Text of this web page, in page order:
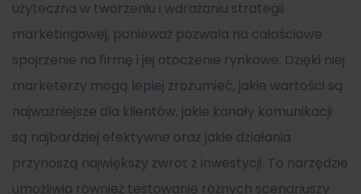
użyteczna w tworzeniu i wdrażaniu strategii
marketingowej, ponieważ pozwala na całościowe
spojrzenie na firmę i jej otoczenie rynkowe. Dzięki niej
marketerzy mogą lepiej zrozumieć, jakie wartości są
najważniejsze dla klientów, jakie kanały komunikacji
są najbardziej efektywne oraz jakie działania
przynoszą największy zwrot z inwestycji. To narzędzie
umożliwia również testowanie różnych scenariuszy